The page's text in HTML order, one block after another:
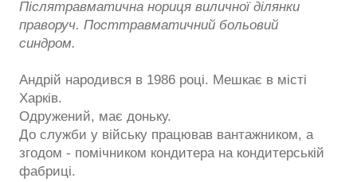
Післятравматична нориця виличної ділянки
праворуч. Посттравматичний больовий
синдром.
Андрій народився в 1986 році. Мешкає в місті
Харків.
Одружений, має доньку.
До служби у війську працював вантажником, а
згодом - помічником кондитера на кондитерській
фабриці.